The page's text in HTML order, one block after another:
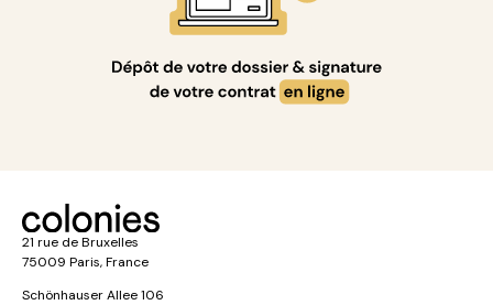
21 rue de Bruxelles
75009 Paris, France
Schönhauser Allee 106